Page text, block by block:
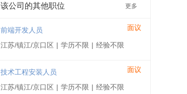
该公司的其他职位 更多
前端开发人员 面议
江苏/镇江/京口区 | 学历不限 | 经验不限
技术工程安装人员 面议
江苏/镇江/京口区 | 学历不限 | 经验不限